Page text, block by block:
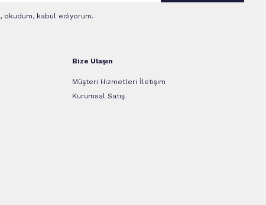
, okudum, kabul ediyorum.
Bize Ulaşın
Müşteri Hizmetleri İletişim
Kurumsal Satış